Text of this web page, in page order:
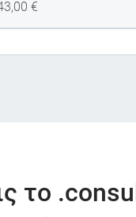
€
το